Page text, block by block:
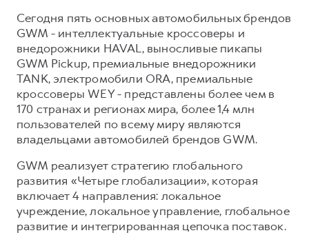
Сегодня пять основных автомобильных брендов
GWM - интеллектуальные кроссоверы и
внедорожники HAVAL, выносливые пикапы
GWM Pickup, премиальные внедорожники
TANK, электромобили ORA, премиальные
кроссоверы WEY - представлены более чем в
170 странах и регионах мира, более 1,4 млн
пользователей по всему миру являются
владельцами автомобилей брендов GWM.
GWM реализует стратегию глобального
развития «Четыре глобализации», которая
включает 4 направления: локальное
учреждение, локальное управление, глобальное
развитие и интегрированная цепочка поставок.